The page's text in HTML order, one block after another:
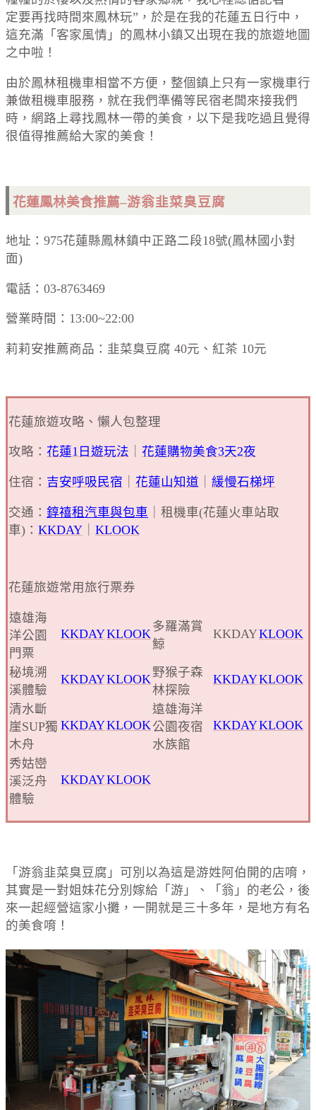
定要再找時間來鳳林玩”，於是在我的花蓮五日行中，
這充滿「客家風情」的鳳林小鎮又出現在我的旅遊地圖
之中啦！
由於鳳林租機車相當不方便，整個鎮上只有一家機車行
兼做租機車服務，就在我們準備等民宿老闆來接我們
時，網路上尋找鳳林一帶的美食，以下是我吃過且覺得
很值得推薦給大家的美食！
花蓮鳳林美食推薦–游翁韭菜臭豆腐
地址：975花蓮縣鳳林鎮中正路二段18號(鳳林國小對
面)
電話：03-8763469
營業時間：13:00~22:00
莉莉安推薦商品：韭菜臭豆腐 40元、紅茶 10元
花蓮旅遊攻略、懶人包整理
攻略： 花蓮1日遊玩法 花蓮購物美食3天2夜
住宿： 吉安呼吸民宿 花蓮山知道 緩慢石梯坪
交通： 錞禧租汽車與包車 ｜租機車(花蓮火車站取
車)： KKDAY KLOOK
花蓮旅遊常用旅行票券
遠雄海
洋公園
門票
KKDAYKLOOK
多羅滿賞
鯨
KKDAYKLOOK
秘境溯
溪體驗
KKDAYKLOOK野猴子森
林探險
KKDAYKLOOK
清水斷
崖SUP獨
木舟
KKDAYKLOOK
遠雄海洋
公園夜宿
水族館
KKDAYKLOOK
秀姑巒
溪泛舟
體驗
KKDAYKLOOK
「游翁韭菜臭豆腐」可別以為這是游姓阿伯開的店唷，
其實是一對姐妹花分別嫁給「游」、「翁」的老公，後
來一起經營這家小攤，一開就是三十多年，是地方有名
的美食唷！